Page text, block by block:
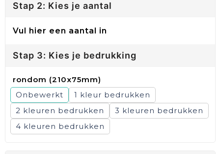
Stap 2: Kies je aantal
Vul hier een aantal in
Stap 3: Kies je bedrukking
rondom (210x75mm)
Onbewerkt
1
2
3
4